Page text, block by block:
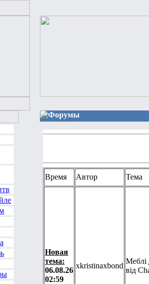
Форумы
Время Автор Тема
Новая
тема:
06.08.26
02:59
xkristinaxbond
Меблі
від